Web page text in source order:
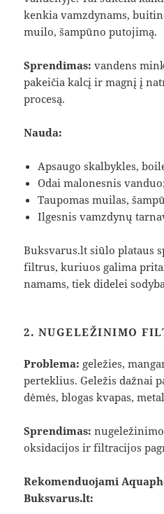
kenkia vamzdynams,
muilo, šampūno putojimą.
Sprendimas: vandens
pakeičia kalcį ir magnį į
procesą.
Nauda:
Apsaugo skalbykles,
Odai malonesnis
Taupomas muilas,
Ilgesnis vamzdynų
Buksvarus.lt siūlo plataus
filtrus, kuriuos galima
namams, tiek didelei
2. NUGELEŽINIMO
Problema: geležies,
perteklius. Geležis dažnai
dėmės, blogas kvapas,
Sprendimas:
oksidacijos ir filtracijos
Rekomenduojami
Buksvarus.lt: